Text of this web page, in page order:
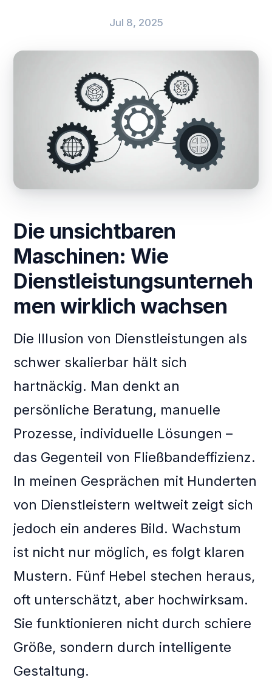
Jul 8, 2025
Die unsichtbaren
Maschinen: Wie
Dienstleistungsunterneh
men wirklich wachsen
Die Illusion von Dienstleistungen als
schwer skalierbar hält sich
hartnäckig. Man denkt an
persönliche Beratung, manuelle
Prozesse, individuelle Lösungen –
das Gegenteil von Fließbandeffizienz.
In meinen Gesprächen mit Hunderten
von Dienstleistern weltweit zeigt sich
jedoch ein anderes Bild. Wachstum
ist nicht nur möglich, es folgt klaren
Mustern. Fünf Hebel stechen heraus,
oft unterschätzt, aber hochwirksam.
Sie funktionieren nicht durch schiere
Größe, sondern durch intelligente
Gestaltung.